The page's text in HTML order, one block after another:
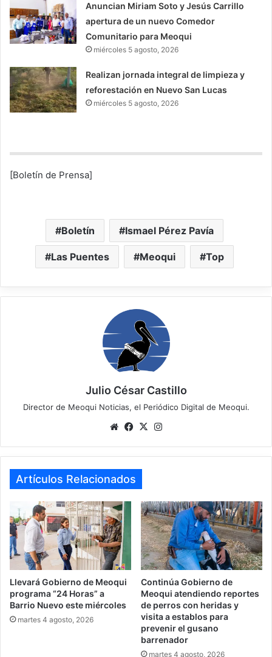
Anuncian Miriam Soto y Jesús Carrillo
apertura de un nuevo Comedor
Comunitario para Meoqui
miércoles 5 agosto, 2026
Realizan jornada integral de limpieza y
reforestación en Nuevo San Lucas
miércoles 5 agosto, 2026
[Boletín de Prensa]
Boletín Ismael Pérez Pavía
Las Puentes Meoqui Top
Julio César Castillo
Director de Meoqui Noticias, el Periódico Digital de Meoqui.
We
te
Fa
bo
ok
X
ra
Artículos Relacionados
Llevará Gobierno de Meoqui
programa “24 Horas” a
Barrio Nuevo este miércoles
martes 4 agosto, 2026
Continúa Gobierno de
Meoqui atendiendo reportes
de perros con heridas y
visita a establos para
prevenir el gusano
barrenador
martes 4 agosto, 2026